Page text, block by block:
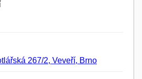
267/2, Veveří, Brno